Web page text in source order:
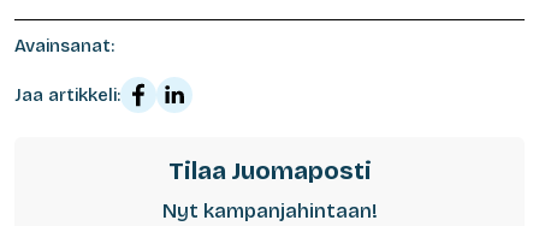
Avainsanat:
Jaa artikkeli:
Tilaa Juomaposti
Nyt kampanjahintaan!